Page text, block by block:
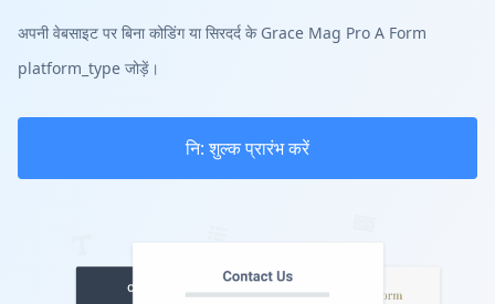
अपनी वेबसाइट पर बिना कोडिंग या सिरदर्द के Grace Mag Pro A Form
platform_type जोड़ें।
नि: शुल्क प्रारंभ करें